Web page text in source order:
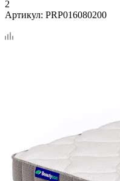
2
Артикул: PRP016080200